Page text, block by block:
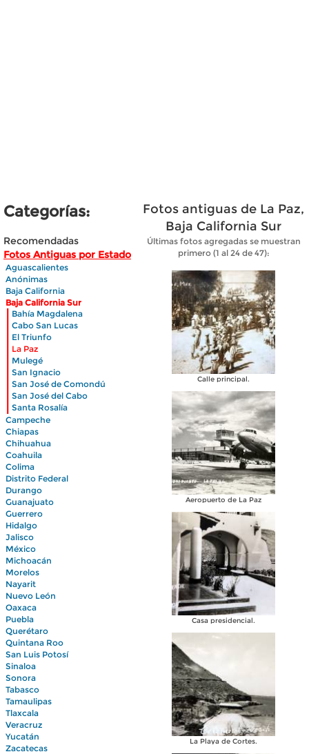
Categorías:
Recomendadas
Fotos Antiguas por Estado
Aguascalientes
Anónimas
Baja California
Baja California Sur
| Bahía Magdalena
Cabo San Lucas
El Triunfo
La Paz
Mulegé
San Ignacio
San José de Comondú
San José del Cabo
Santa Rosalía
Campeche
Chiapas
Chihuahua
Coahuila
Colima
Distrito Federal
Durango
Guanajuato
Guerrero
Hidalgo
Jalisco
México
Michoacán
Morelos
Nayarit
Nuevo León
Oaxaca
Puebla
Querétaro
Quintana Roo
San Luis Potosí
Sinaloa
Sonora
Tabasco
Tamaulipas
Tlaxcala
Veracruz
Yucatán
Zacatecas
Fotos antiguas de La Paz,
Baja California Sur
Últimas fotos agregadas se muestran
primero (1 al 24 de 47):
Calle principal.
Aeropuerto de La Paz
Casa presidencial.
La Playa de Cortes.